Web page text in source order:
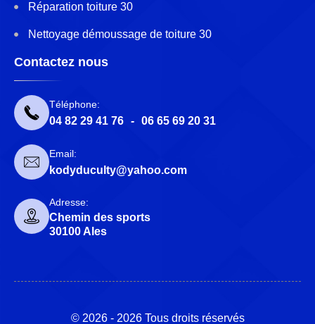
Réparation toiture 30
Nettoyage démoussage de toiture 30
Contactez nous
Téléphone:
04 82 29 41 76 - 06 65 69 20 31
Email:
kodyduculty@yahoo.com
Adresse:
Chemin des sports
30100 Ales
© 2026 - 2026 Tous droits réservés